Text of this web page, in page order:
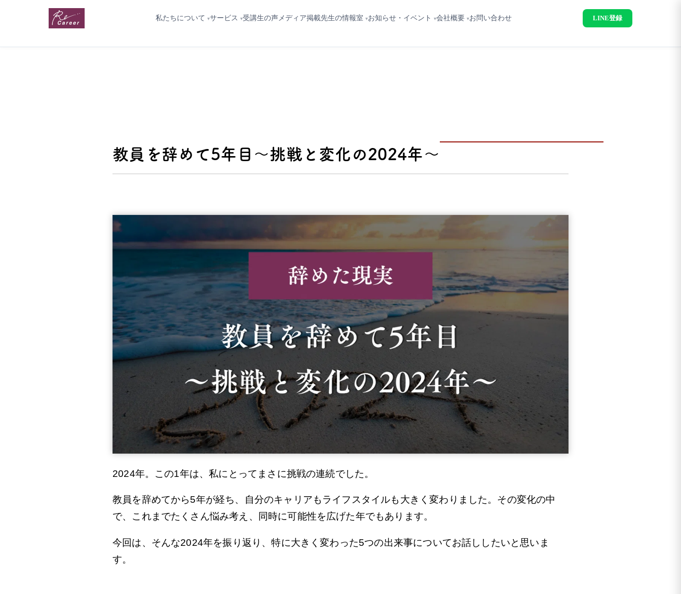
私たちについて サービス 受講生の声メディア掲載先生の情報室 お知らせ・イベント 会社概要 お問い合わせ LINE登録
教員を辞めて5年目〜挑戦と変化の2024年〜
2024年。この1年は、私にとってまさに挑戦の連続でした。
教員を辞めてから5年が経ち、自分のキャリアもライフスタイルも大きく変わりました。その変化の中
で、これまでたくさん悩み考え、同時に可能性を広げた年でもあります。
今回は、そんな2024年を振り返り、特に大きく変わった5つの出来事についてお話ししたいと思いま
す。